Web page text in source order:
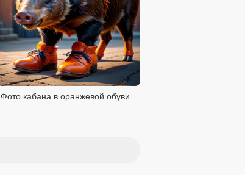
Фото кабана в оранжевой обуви